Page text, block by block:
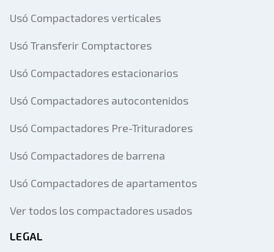
Usó Compactadores verticales
Usó Transferir Comptactores
Usó Compactadores estacionarios
Usó Compactadores autocontenidos
Usó Compactadores Pre-Trituradores
Usó Compactadores de barrena
Usó Compactadores de apartamentos
Ver todos los compactadores usados
LEGAL